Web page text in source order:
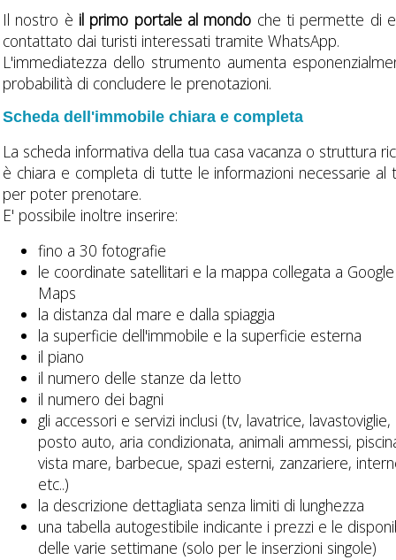
Il nostro è il primo portale al mondo che ti permette di
contattato dai turisti interessati tramite WhatsApp.
L'immediatezza dello strumento aumenta
probabilità di concludere le prenotazioni.
Scheda dell'immobile chiara e completa
La scheda informativa della tua casa vacanza o struttura
è chiara e completa di tutte le informazioni necessarie al
per poter prenotare.
E' possibile inoltre inserire:
fino a 30 fotografie
le coordinate satellitari e la mappa collegata a Google
Maps
la distanza dal mare e dalla spiaggia
la superficie dell'immobile e la superficie esterna
il piano
il numero delle stanze da letto
il numero dei bagni
gli accessori e servizi inclusi (tv, lavatrice, lavastoviglie,
posto auto, aria condizionata, animali ammessi,
vista mare, barbecue, spazi esterni, zanzariere,
etc..)
la descrizione dettagliata senza limiti di lunghezza
una tabella autogestibile indicante i prezzi e le
delle varie settimane (solo per le inserzioni singole)